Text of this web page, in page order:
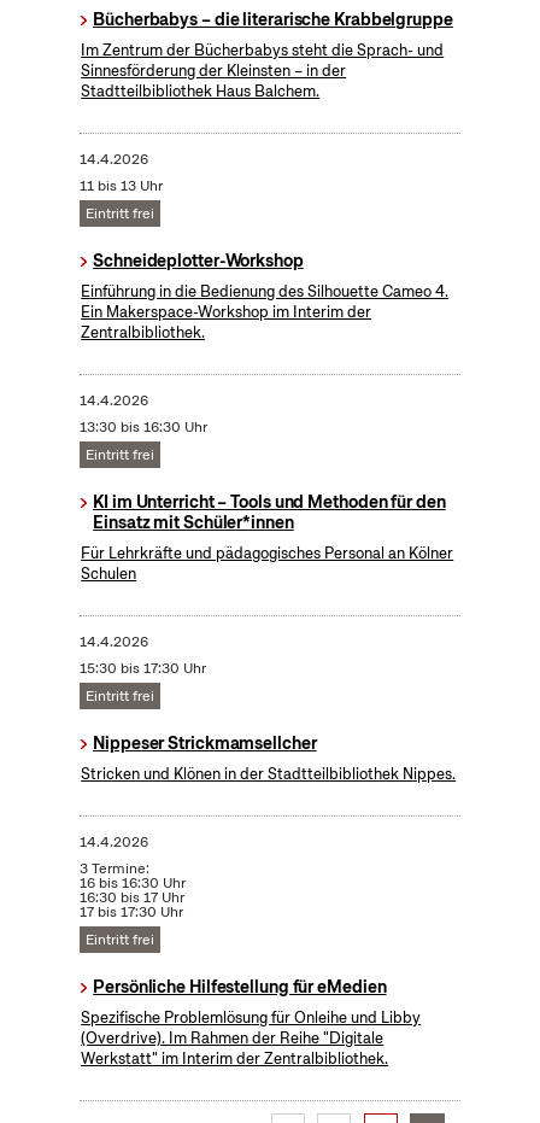
Bücherbabys – die literarische Krabbelgruppe
Im Zentrum der Bücherbabys steht die Sprach- und
Sinnesförderung der Kleinsten – in der
Stadtteilbibliothek Haus Balchem.
14.4.2026
11 bis 13 Uhr
Eintritt frei
Schneideplotter-Workshop
​Einführung in die Bedienung des Silhouette Cameo 4.
Ein Makerspace-Workshop im Interim der
Zentralbibliothek.
14.4.2026
13:30 bis 16:30 Uhr
Eintritt frei
KI im Unterricht – Tools und Methoden für den
Einsatz mit Schüler*innen
Für Lehrkräfte und pädagogisches Personal an Kölner
Schulen
14.4.2026
15:30 bis 17:30 Uhr
Eintritt frei
Nippeser Strickmamsellcher
Stricken und Klönen in der Stadtteilbibliothek Nippes.
14.4.2026
3 Termine:
16 bis 16:30 Uhr
16:30 bis 17 Uhr
17 bis 17:30 Uhr
Eintritt frei
Persönliche Hilfestellung für eMedien
Spezifische Problemlösung für Onleihe und Libby
(Overdrive). Im Rahmen der Reihe "Digitale
Werkstatt" im Interim der Zentralbibliothek​.